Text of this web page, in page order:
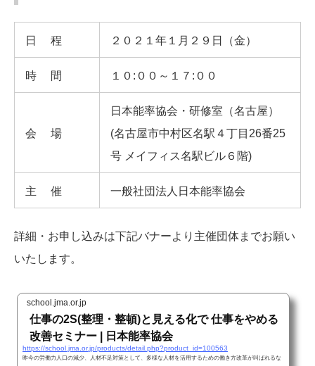
日程 ２０２１年１月２９日（金）
時間 １０:００～１７:００
会場
日本能率協会・研修室（名古屋）
(名古屋市中村区名駅４丁目26番25
号 メイフィス名駅ビル６階)
主催 一般社団法人日本能率協会
詳細・お申し込みは下記バナーより主催団体までお願い
いたします。
school.jma.or.jp
仕事の2S(整理・整頓)と見える化で 仕事をやめる
改善セミナー | 日本能率協会
https://school.jma.or.jp/products/detail.php?product_id=100563
昨今の労働力人口の減少、人材不足対策として、多様な人材を活用するための働き方改革が叫ばれるな